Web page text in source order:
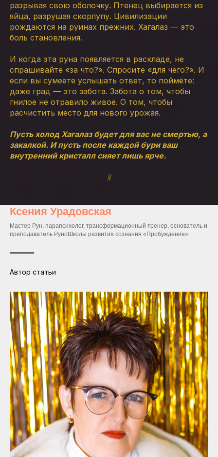
разрывая свою оболочку. Птенец выбирается из
яйца, разрушая скорлупу. Цивилизации
рождаются на руинах прежних. Хагалаз — это
боль становления.
И когда эта руна появляется в раскладе, не
спрашивайте «за что?». Спросите «для чего?». И
если вы сумеете услышать ответ, то поймёте:
даже град — это забота. Забота о том, чтобы
гнилое не отравило живое. О том, чтобы
расчистить место для нового урожая.
Пусть холод Хагалаз будет для вас не смертью, а
закалкой. И пусть после каждой бури ваш
внутренний кристалл сияет лишь ярче.
ᚺ
Ксения Урадовская
Мастер Рун, парапсихолог, трансформационный тренер, основатель и
преподаватель РуноШколы развития сознания «Пробуждение».
Автор статьи